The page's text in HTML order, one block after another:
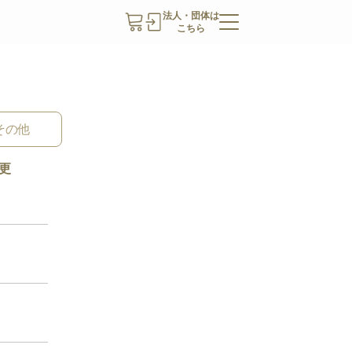
法人・団体は
こちら
の他